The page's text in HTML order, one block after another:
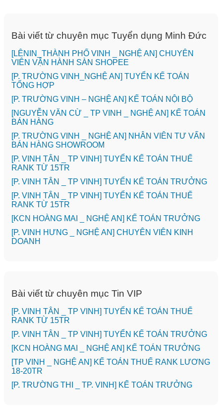
Bài viết từ chuyên mục Tuyển dụng Minh Đức
️[LÊNIN_THÀNH PHỐ VINH _ NGHỆ AN] CHUYÊN
VIÊN VẬN HÀNH SÀN SHOPEE
[P. TRƯỜNG VINH_NGHỆ AN] TUYỂN KẾ TOÁN
TỔNG HỢP
[P. TRƯỜNG VINH – NGHỆ AN] KẾ TOÁN NỘI BỘ
[NGUYỄN VĂN CỪ _ TP VINH _ NGHỆ AN] KẾ TOÁN
BÁN HÀNG
[P. TRƯỜNG VINH _ NGHỆ AN] NHÂN VIÊN TƯ VẤN
BÁN HÀNG SHOWROOM
[P. VINH TÂN _ TP VINH] TUYỂN KẾ TOÁN THUẾ
RANK TỪ 15TR
[P. VINH TÂN _ TP VINH] TUYỂN KẾ TOÁN TRƯỞNG
[P. VINH TÂN _ TP VINH] TUYỂN KẾ TOÁN THUẾ
RANK TỪ 15TR
️[KCN HOÀNG MAI _ NGHỆ AN] KẾ TOÁN TRƯỞNG
️[P. VINH HƯNG _ NGHỆ AN] CHUYÊN VIÊN KINH
DOANH
Bài viết từ chuyên mục Tin VIP
[P. VINH TÂN _ TP VINH] TUYỂN KẾ TOÁN THUẾ
RANK TỪ 15TR
[P. VINH TÂN _ TP VINH] TUYỂN KẾ TOÁN TRƯỞNG
️[KCN HOÀNG MAI _ NGHỆ AN] KẾ TOÁN TRƯỞNG
[TP VINH _ NGHỆ AN] KẾ TOÁN THUẾ RANK LƯƠNG
18-20TR
️[P. TRƯỜNG THI _ TP. VINH] KẾ TOÁN TRƯỞNG